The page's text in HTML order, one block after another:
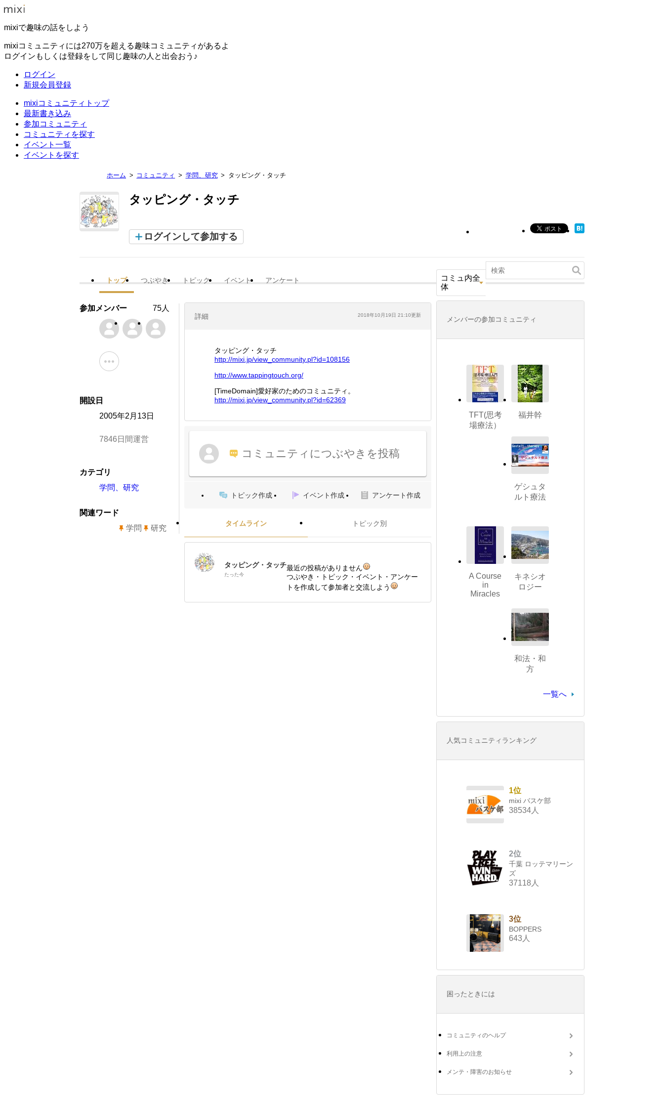
mixiで趣味の話をしよう
mixiコミュニティには270万を超える趣味コミュニティがあるよ
ログインもしくは登録をして同じ趣味の人と出会おう♪
ログイン
新規会員登録
mixiコミュニティトップ
最新書き込み
参加コミュニティ
コミュニティを探す
イベント一覧
イベントを探す
ホーム コミュニティ 学問、研究 タッピング・タッチ
タッピング・タッチ
ログインして参加する
トップ つぶやき トピック イベント アンケート
コミュ内全
体
詳細 2018年10月19日 21:10更新
タッピング・タッチ
http://mixi.jp/view_community.pl?id=108156
http://www.tappingtouch.org/
[TimeDomain]愛好家のためのコミュニティ。
http://mixi.jp/view_community.pl?id=62369
コミュニティにつぶやきを投稿
トピック作成 イベント作成 アンケート作成
タイムライン トピック別
タッピング・タッチ
たった今
最近の投稿がありません
つぶやき・トピック・イベント・アンケー
トを作成して参加者と交流しよう
参加メンバー 75人
開設日
2005年2月13日
7846日間運営
カテゴリ
学問、研究
関連ワード
学問
研究
メンバーの参加コミュニティ
TFT(思考
場療法）
福井幹
ゲシュタ
ルト療法
A Course
in
Miracles
キネシオ
ロジー
和法・和
方
一覧へ
人気コミュニティランキング
1位
mixi バスケ部
38534人
2位
千葉 ロッテマリーン
ズ
37118人
3位
BOPPERS
643人
困ったときには
コミュニティのヘルプ
利用上の注意
メンテ・障害のお知らせ